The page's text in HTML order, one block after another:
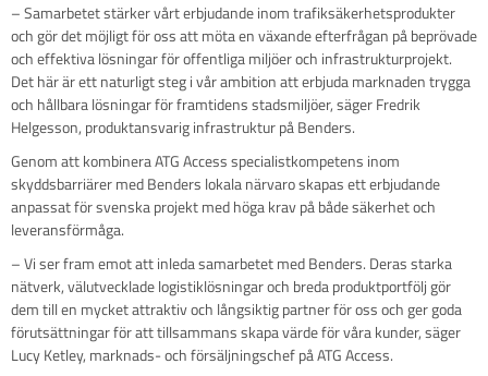
– Samarbetet stärker vårt erbjudande inom trafiksäkerhetsprodukter
och gör det möjligt för oss att möta en växande efterfrågan på beprövade
och effektiva lösningar för offentliga miljöer och infrastrukturprojekt.
Det här är ett naturligt steg i vår ambition att erbjuda marknaden trygga
och hållbara lösningar för framtidens stadsmiljöer, säger Fredrik
Helgesson, produktansvarig infrastruktur på Benders.
Genom att kombinera ATG Access specialistkompetens inom
skyddsbarriärer med Benders lokala närvaro skapas ett erbjudande
anpassat för svenska projekt med höga krav på både säkerhet och
leveransförmåga.
– Vi ser fram emot att inleda samarbetet med Benders. Deras starka
nätverk, välutvecklade logistiklösningar och breda produktportfölj gör
dem till en mycket attraktiv och långsiktig partner för oss och ger goda
förutsättningar för att tillsammans skapa värde för våra kunder, säger
Lucy Ketley, marknads- och försäljningschef på ATG Access.